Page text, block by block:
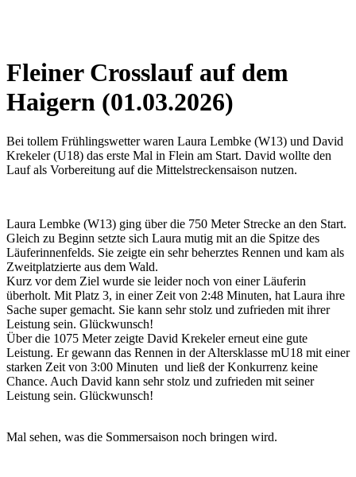
Fleiner Crosslauf auf dem
Haigern (01.03.2026)
Bei tollem Frühlingswetter waren Laura Lembke (W13) und David
Krekeler (U18) das erste Mal in Flein am Start. David wollte den
Lauf als Vorbereitung auf die Mittelstreckensaison nutzen.
Laura Lembke (W13) ging über die 750 Meter Strecke an den Start.
Gleich zu Beginn setzte sich Laura mutig mit an die Spitze des
Läuferinnenfelds. Sie zeigte ein sehr beherztes Rennen und kam als
Zweitplatzierte aus dem Wald.
Kurz vor dem Ziel wurde sie leider noch von einer Läuferin
überholt. Mit Platz 3, in einer Zeit von 2:48 Minuten, hat Laura ihre
Sache super gemacht. Sie kann sehr stolz und zufrieden mit ihrer
Leistung sein. Glückwunsch!
Über die 1075 Meter zeigte David Krekeler erneut eine gute
Leistung. Er gewann das Rennen in der Altersklasse mU18 mit einer
starken Zeit von 3:00 Minuten und ließ der Konkurrenz keine
Chance. Auch David kann sehr stolz und zufrieden mit seiner
Leistung sein. Glückwunsch!
Mal sehen, was die Sommersaison noch bringen wird.